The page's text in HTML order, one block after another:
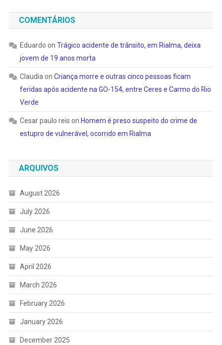
COMENTÁRIOS
Eduardo on Trágico acidente de trânsito, em Rialma, deixa
jovem de 19 anos morta
Claudiaon Criança morre e outras cinco pessoas ficam
feridas após acidente na GO-154, entre Ceres e Carmo do Rio
Verde
Cesar paulo reis on Homem é preso suspeito do crime de
estupro de vulnerável, ocorrido em Rialma
ARQUIVOS
August 2026
July 2026
June 2026
May 2026
April 2026
March 2026
February 2026
January 2026
December 2025